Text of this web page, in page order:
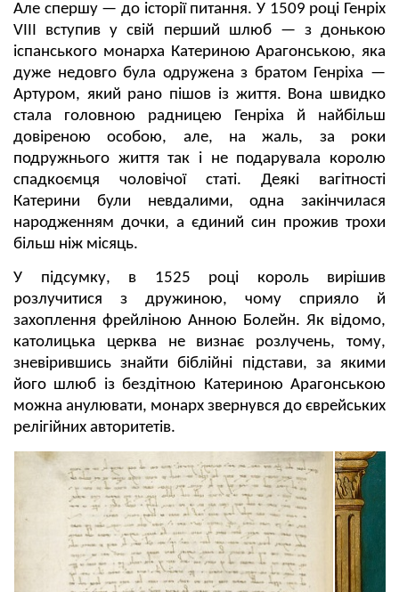
Але спершу — до історії питання. У 1509 році Генріх
VIII вступив у свій перший шлюб — з донькою
іспанського монарха Катериною Арагонською, яка
дуже недовго була одружена з братом Генріха —
Артуром, який рано пішов із життя. Вона швидко
стала головною радницею Генріха й найбільш
довіреною особою, але, на жаль, за роки
подружнього життя так і не подарувала королю
спадкоємця чоловічої статі. Деякі вагітності
Катерини були невдалими, одна закінчилася
народженням дочки, а єдиний син прожив трохи
більш ніж місяць.
У підсумку, в 1525 році король вирішив
розлучитися з дружиною, чому сприяло й
захоплення фрейліною Анною Болейн. Як відомо,
католицька церква не визнає розлучень, тому,
зневірившись знайти біблійні підстави, за якими
його шлюб із бездітною Катериною Арагонською
можна анулювати, монарх звернувся до єврейських
релігійних авторитетів.